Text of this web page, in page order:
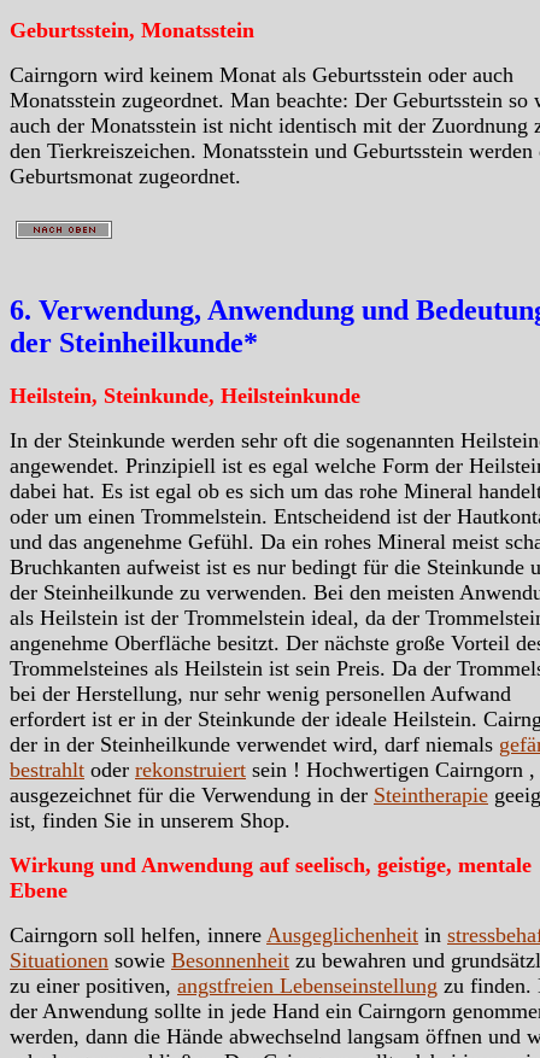
Geburtsstein, Monatsstein
Cairngorn wird keinem Monat als Geburtsstein oder auch
Monatsstein zugeordnet. Man beachte: Der Geburtsstein so
auch der Monatsstein ist nicht identisch mit der Zuordnung
den Tierkreiszeichen. Monatsstein und Geburtsstein werden
Geburtsmonat zugeordnet.
6. Verwendung, Anwendung und
der Steinheilkunde*
Heilstein, Steinkunde, Heilsteinkunde
In der Steinkunde werden sehr oft die sogenannten
angewendet. Prinzipiell ist es egal welche Form der
dabei hat. Es ist egal ob es sich um das rohe Mineral
oder um einen Trommelstein. Entscheidend ist der
und das angenehme Gefühl. Da ein rohes Mineral meist
Bruchkanten aufweist ist es nur bedingt für die Steinkunde
der Steinheilkunde zu verwenden. Bei den meisten
als Heilstein ist der Trommelstein ideal, da der
angenehme Oberfläche besitzt. Der nächste große Vorteil
Trommelsteines als Heilstein ist sein Preis. Da der
bei der Herstellung, nur sehr wenig personellen Aufwand
erfordert ist er in der Steinkunde der ideale Heilstein.
der in der Steinheilkunde verwendet wird, darf niemals
bestrahlt oder rekonstruiert sein ! Hochwertigen Cairngorn ,
ausgezeichnet für die Verwendung in der Steintherapie
ist, finden Sie in unserem Shop.
Wirkung und Anwendung auf seelisch, geistige, mentale
Ebene
Cairngorn soll helfen, innere Ausgeglichenheit in
Situationen sowie Besonnenheit zu bewahren und
zu einer positiven, angstfreien Lebenseinstellung zu finden.
der Anwendung sollte in jede Hand ein Cairngorn
werden, dann die Hände abwechselnd langsam öffnen und